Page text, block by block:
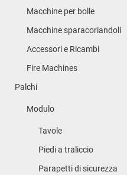
Macchine per bolle
Macchine sparacoriandoli
Accessori e Ricambi
Fire Machines
Palchi
Modulo
Tavole
Piedi a traliccio
Parapetti di sicurezza